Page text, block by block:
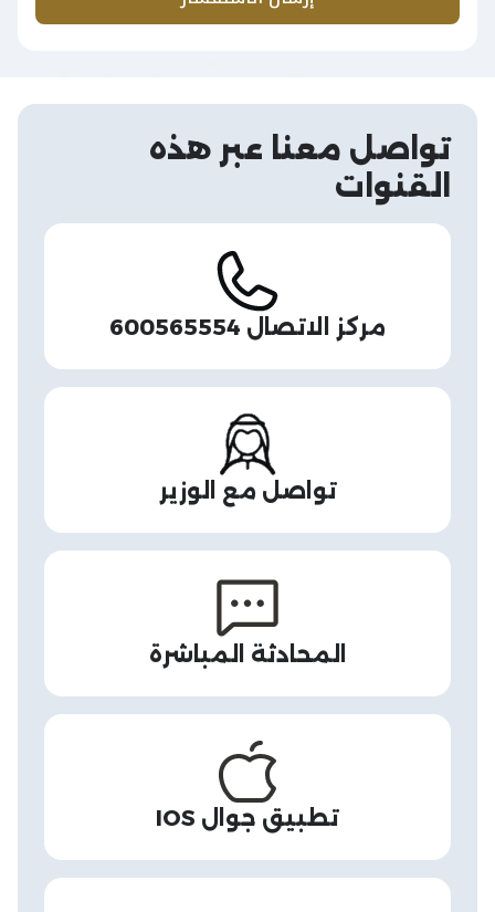
تواصل معنا عبر هذه
القنوات
مركز الاتصال 600565554
تواصل مع الوزير
المحادثة المباشرة
تطبيق جوال IOS